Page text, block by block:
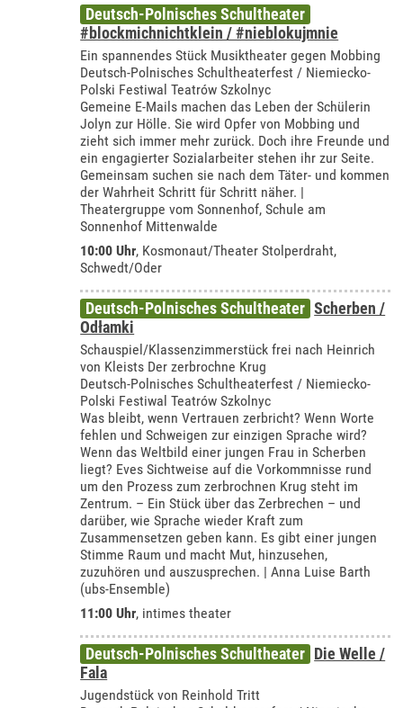
Deutsch-Polnisches Schultheater
#blockmichnichtklein / #nieblokujmnie
Ein spannendes Stück Musiktheater gegen Mobbing
Deutsch-Polnisches Schultheaterfest / Niemiecko-
Polski Festiwal Teatrów Szkolnyc
Gemeine E-Mails machen das Leben der Schülerin
Jolyn zur Hölle. Sie wird Opfer von Mobbing und
zieht sich immer mehr zurück. Doch ihre Freunde und
ein engagierter Sozialarbeiter stehen ihr zur Seite.
Gemeinsam suchen sie nach dem Täter- und kommen
der Wahrheit Schritt für Schritt näher. |
Theatergruppe vom Sonnenhof, Schule am
Sonnenhof Mittenwalde
10:00 Uhr, Kosmonaut/Theater Stolperdraht,
Schwedt/Oder
Deutsch-Polnisches Schultheater Scherben /
Odłamki
Schauspiel/Klassenzimmerstück frei nach Heinrich
von Kleists Der zerbrochne Krug
Deutsch-Polnisches Schultheaterfest / Niemiecko-
Polski Festiwal Teatrów Szkolnyc
Was bleibt, wenn Vertrauen zerbricht? Wenn Worte
fehlen und Schweigen zur einzigen Sprache wird?
Wenn das Weltbild einer jungen Frau in Scherben
liegt? Eves Sichtweise auf die Vorkommnisse rund
um den Prozess zum zerbrochnen Krug steht im
Zentrum. – Ein Stück über das Zerbrechen – und
darüber, wie Sprache wieder Kraft zum
Zusammensetzen geben kann. Es gibt einer jungen
Stimme Raum und macht Mut, hinzusehen,
zuzuhören und auszusprechen. | Anna Luise Barth
(ubs-Ensemble)
11:00 Uhr, intimes theater
Deutsch-Polnisches Schultheater Die Welle /
Fala
Jugendstück von Reinhold Tritt